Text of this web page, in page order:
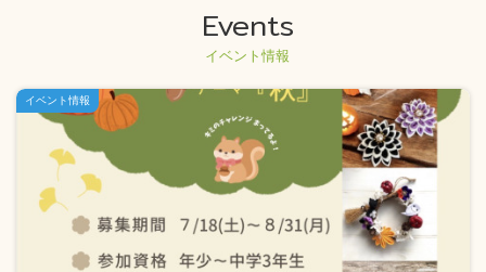
Events
イベント情報
イベント情報